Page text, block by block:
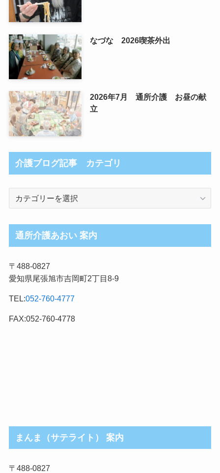
なづな 2026喫茶外出
2026年7月 通所介護 お昼の献
立
介護ブログ記事 カテゴリ
ロ
グ
事
カ
ゴ
リ
通所介護あおい 案内
〒488-0827
愛知県尾張旭市吉岡町2丁目8-9
TEL:052-760-4777
FAX:052-760-4778
まんま（サテライト） 案内
〒488-0827